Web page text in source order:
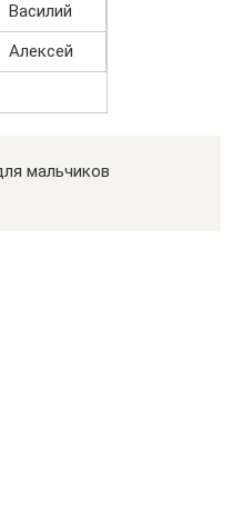
Василий
Алексей
мальчиков